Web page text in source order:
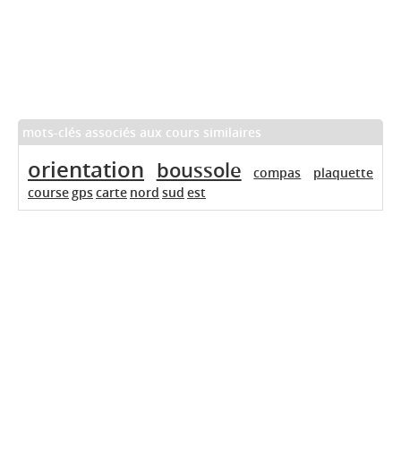
mots-clés associés aux cours similaires
orientation boussole compas
plaquette
coursegpscarte nord sud est